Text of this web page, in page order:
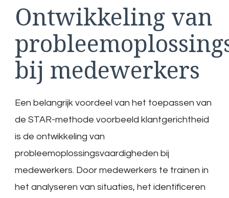
Ontwikkeling van
bij medewerkers
Een belangrijk voordeel van het toepassen van
de STAR-methode voorbeeld klantgerichtheid
is de ontwikkeling van
probleemoplossingsvaardigheden bij
medewerkers. Door medewerkers te trainen in
het analyseren van situaties, het identificeren